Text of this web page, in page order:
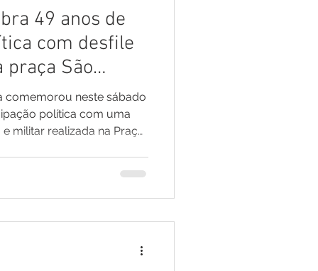
49 anos de
com desfile
São
comemorou neste sábado
política com uma
militar realizada na Praça
da história, das
da cidade mais